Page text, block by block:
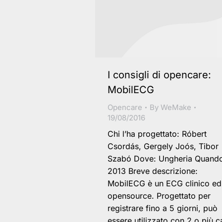
I consigli di opencare:
MobilECG
Opencare By WeMake
19/08/2016
Chi l’ha progettato: Róbert
Csordás, Gergely Joós, Tibor
Szabó Dove: Ungheria
2013 Breve descrizione:
MobilECG è un ECG clinico ed
opensource. Progettato per
registrare fino a 5 giorni, può